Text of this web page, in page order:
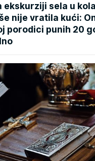
ekskurziji sela u
nije vratila kući:
porodici punih 20